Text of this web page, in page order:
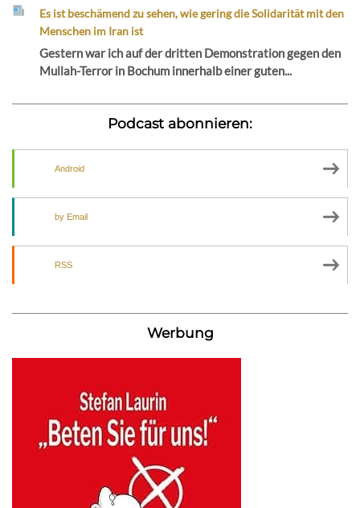
Es ist beschämend zu sehen, wie gering die Solidarität mit den
Menschen im Iran ist
Gestern war ich auf der dritten Demonstration gegen den
Mullah-Terror in Bochum innerhalb einer guten...
Podcast abonnieren:
Android
by Email
RSS
Werbung